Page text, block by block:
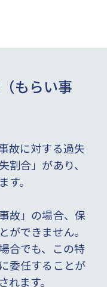
もらい事
故に対する過失
合」があり、
。
故」の場合、保
ができません。
合でも、この特
委任することが
ます。